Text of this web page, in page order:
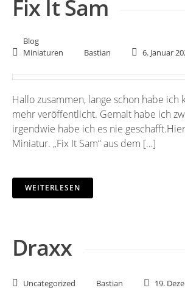
Fix It Sam
Blog
Miniaturen
Bastian 6. Januar
Hallo zusammen, lange schon habe ich
mehr veröffentlicht. Gemalt habe ich
irgendwie habe ich es nie
Miniatur. „Fix It Sam“ aus dem […]
WEITERLESEN
Draxx
Uncategorized Bastian 19.